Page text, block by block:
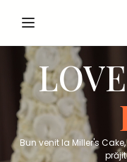
Bun venit la Miller's